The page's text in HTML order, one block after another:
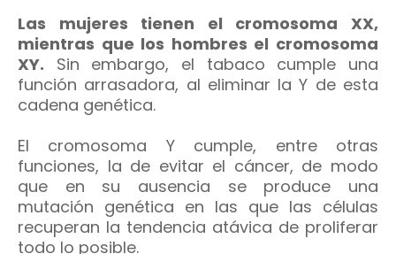
Las mujeres tienen el cromosoma XX,
mientras que los hombres el cromosoma
XY. Sin embargo, el tabaco cumple una
función arrasadora, al eliminar la Y de esta
cadena genética.
El cromosoma Y cumple, entre otras
funciones, la de evitar el cáncer, de modo
que en su ausencia se produce una
mutación genética en las que las células
recuperan la tendencia atávica de proliferar
todo lo posible.